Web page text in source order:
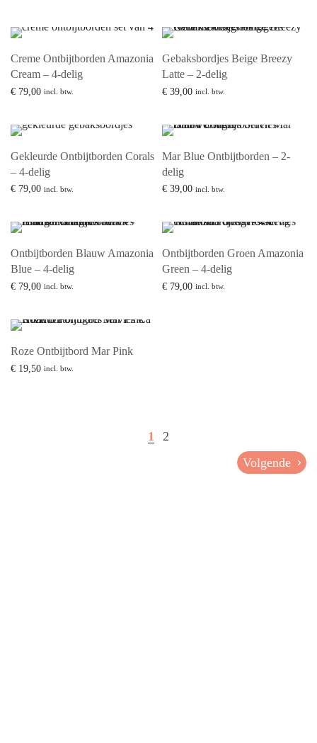
Creme Ontbijtborden Amazonia
Cream – 4-delig
€ 79,00 incl. btw.
Gebaksbordjes Beige Breezy
Latte – 2-delig
€ 39,00 incl. btw.
Gekleurde Ontbijtborden Corals
– 4-delig
€ 79,00 incl. btw.
Mar Blue Ontbijtborden – 2-
delig
€ 39,00 incl. btw.
Ontbijtborden Blauw Amazonia
Blue – 4-delig
€ 79,00 incl. btw.
Ontbijtborden Groen Amazonia
Green – 4-delig
€ 79,00 incl. btw.
Roze Ontbijtbord Mar Pink
€ 19,50 incl. btw.
1
2
Volgende